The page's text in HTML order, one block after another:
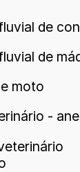
de
de
moto
-